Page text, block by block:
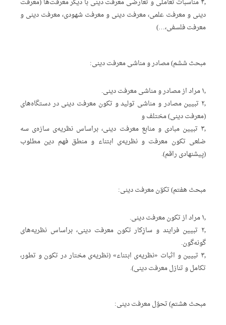
دینی و معرفت علمی، معرفت دینی و معرفت شهودی، معرفت دینی و
معرفت فلسفی،…)
مبحث ششم) مصادر و مناشی معرفت دینی:
۱٫ مراد از مصادر و مناشی معرفت دینی.
۲٫ تبیین مصادر و مناشی تولید و تکون معرفت دینی در دستگاه‌های
(معرفت دینی) مختلف و
۳٫ تبیین مبادی و منابع معرفت دینی، براساس نظریه‌ی سازه‌ی سه
ضلعی تکون معرفت و نظریه‌ی ابتناء و منطق فهم دین مطلوب
(پیشنهادی راقم).
مبحث هفتم) تکوّن معرفت دینی:
۱٫ مراد از تکون معرفت دینی.
۲٫ تبیین فرایند و سازِکار تکون معرفت دینی، براساس نظریه‌های
گونه‌گون.
۳٫ تبیین و اثبات «نظریه‌ی ابتناء» (نظریه‌ی مختار در تکون و تطور،
تکامل و تنازل معرفت دینی).
مبحث هشتم) تحوّل معرفت دینی: